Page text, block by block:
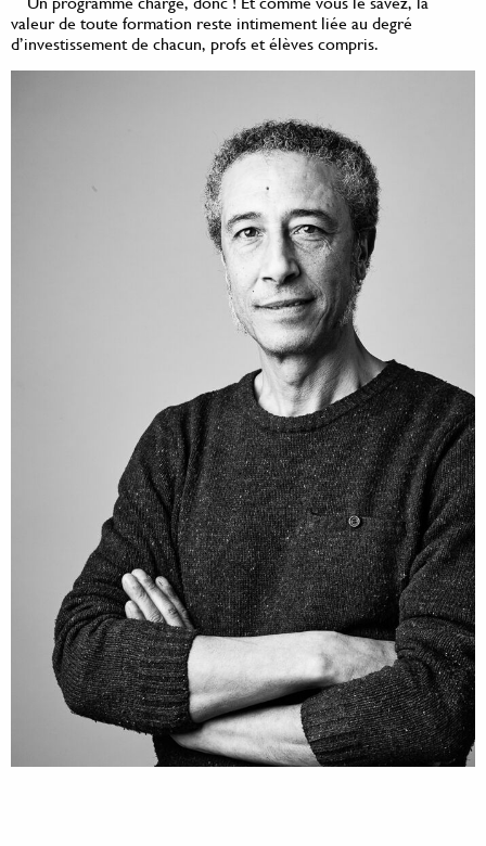
valeur de toute formation reste intimement liée au degré
d’investissement de chacun, profs et élèves compris.